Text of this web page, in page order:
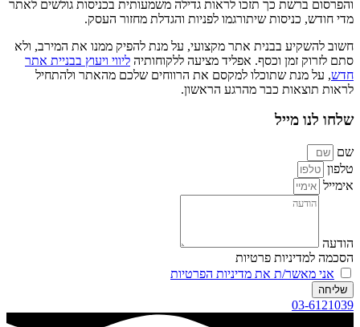
והפרסום ברשת כך תזכו לראות גדילה משמעותית בכניסות גולשים לאתר
מדי חודש, כניסות שיתורגמו לפניות והגדלת מחזור העסק.
חשוב להשקיע בבנית אתר מקצועי, על מנת להפיק ממנו את המירב, ולא
סתם לזרוק זמן וכסף. אפליד מציעה ללקוחותיה ליווי ויעוץ בבניית אתר
חדש, על מנת שתוכלו למקסם את הרווחים שלכם מהאתר ולהתחיל
לראות תוצאות כבר מהרגע הראשון.
שלחו לנו מייל
שם
טלפון
אימייל
הודעה
הסכמה למדיניות פרטיות
אני מאשר/ת את מדיניות הפרטיות
שליחה
03-6121039